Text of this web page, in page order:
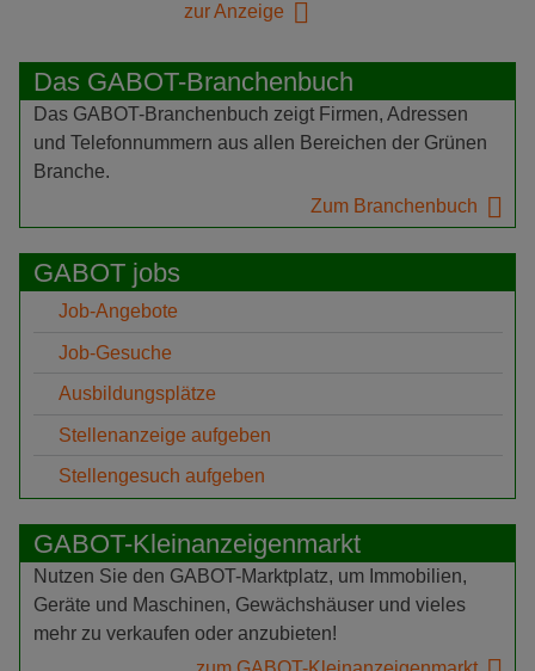
zur Anzeige
Das GABOT-Branchenbuch
Das GABOT-Branchenbuch zeigt Firmen, Adressen
und Telefonnummern aus allen Bereichen der Grünen
Branche.
Zum Branchenbuch
GABOT jobs
Job-Angebote
Job-Gesuche
Ausbildungsplätze
Stellenanzeige aufgeben
Stellengesuch aufgeben
GABOT-Kleinanzeigenmarkt
Nutzen Sie den GABOT-Marktplatz, um Immobilien,
Geräte und Maschinen, Gewächshäuser und vieles
mehr zu verkaufen oder anzubieten!